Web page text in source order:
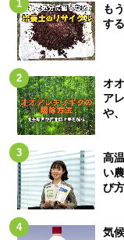
も
す
オ
ア
や
高
い
び方
気